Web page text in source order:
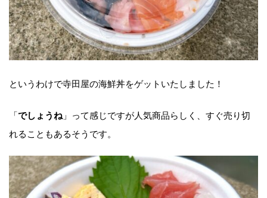
というわけで寺田屋の海鮮丼をゲットいたしました！
「でしょうね 」って感じですが人気商品らしく、すぐ売り切
れることもあるそうです。